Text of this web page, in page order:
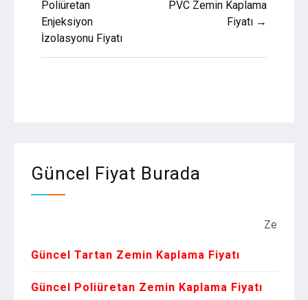
gezinmesi
Poliüretan
Enjeksiyon
İzolasyonu Fiyatı
PVC Zemin Kaplama
Fiyatı →
Güncel Fiyat Burada
Zemin
Güncel Tartan Zemin Kaplama Fiyatı
Güncel Poliüretan Zemin Kaplama Fiyatı